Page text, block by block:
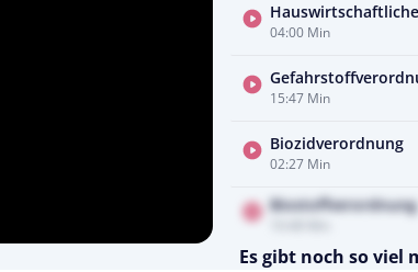
04:00 Min
15:47 Min
Biozidverordnung
02:27 Min
Biostoffverordnung
Es gibt noch so viel